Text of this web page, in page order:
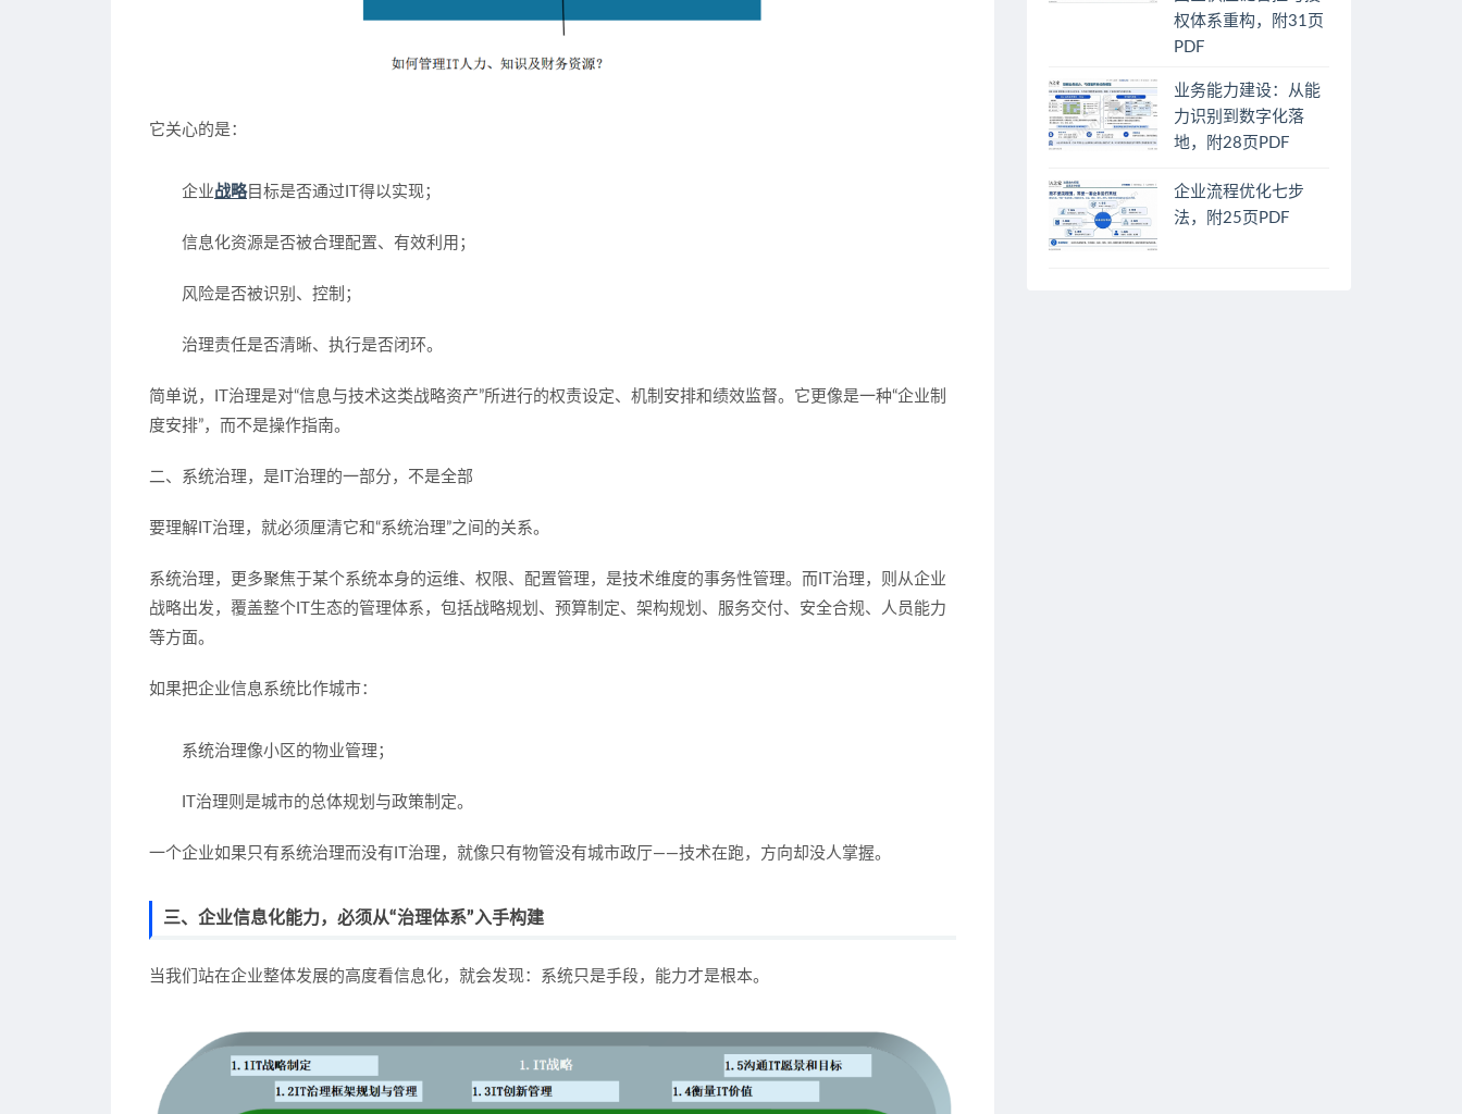
它关心的是：
企业战略目标是否通过IT得以实现；
信息化资源是否被合理配置、有效利用；
风险是否被识别、控制；
治理责任是否清晰、执行是否闭环。
简单说，IT治理是对“信息与技术这类战略资产”所进行的权责设定、机制安排和绩效监督。它更像是一种“企业制
度安排”，而不是操作指南。
二、系统治理，是IT治理的一部分，不是全部
要理解IT治理，就必须厘清它和“系统治理”之间的关系。
系统治理，更多聚焦于某个系统本身的运维、权限、配置管理，是技术维度的事务性管理。而IT治理，则从企业
战略出发，覆盖整个IT生态的管理体系，包括战略规划、预算制定、架构规划、服务交付、安全合规、人员能力
等方面。
如果把企业信息系统比作城市：
系统治理像小区的物业管理；
IT治理则是城市的总体规划与政策制定。
一个企业如果只有系统治理而没有IT治理，就像只有物管没有城市政厅——技术在跑，方向却没人掌握。
三、企业信息化能力，必须从“治理体系”入手构建
当我们站在企业整体发展的高度看信息化，就会发现：系统只是手段，能力才是根本。
权体系重构，附31页
PDF
业务能力建设：从能
力识别到数字化落
地，附28页PDF
企业流程优化七步
法，附25页PDF